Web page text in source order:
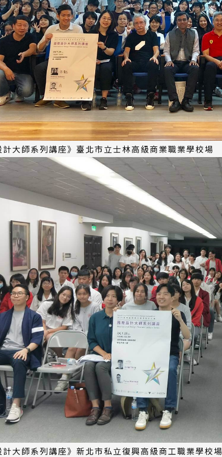
計大師系列講座》臺北市立士林高級商業職業學校場
計大師系列講座》新北市私立復興高級商工職業學校場